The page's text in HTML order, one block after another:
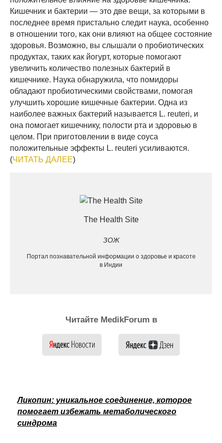
Кишечник и бактерии — это две вещи, за которыми в
последнее время пристально следит наука, особенно
в отношении того, как они влияют на общее состояние
здоровья. Возможно, вы слышали о пробиотических
продуктах, таких как йогурт, которые помогают
увеличить количество полезных бактерий в
кишечнике. Наука обнаружила, что помидоры
обладают пробиотическими свойствами, помогая
улучшить хорошие кишечные бактерии. Одна из
наиболее важных бактерий называется L. reuteri, и
она помогает кишечнику, полости рта и здоровью в
целом. При приготовлении в виде соуса
положительные эффекты L. reuteri усиливаются.
(ЧИТАТЬ ДАЛЕЕ)
The Health Site
ЗОЖ
Портал познавательной информации о здоровье и красоте
в Индии
Читайте MedikForum в
Ликопин: уникальное соединение, которое
помогает избежать метаболического
синдрома